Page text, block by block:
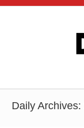
Daily Archives: